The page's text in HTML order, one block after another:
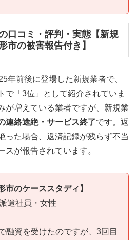
口コミ・評判・実態【新規
市の被害報告付き】
年前後に登場した新規業者で、
で「3位」として紹介されていま
が増えている業者ですが、新規業
連絡途絶・サービス終了です。返
った場合、返済記録が残らず不当
スが報告されています。
のケーススタディ】
遣社員・女性
融資を受けたのですが、3回目